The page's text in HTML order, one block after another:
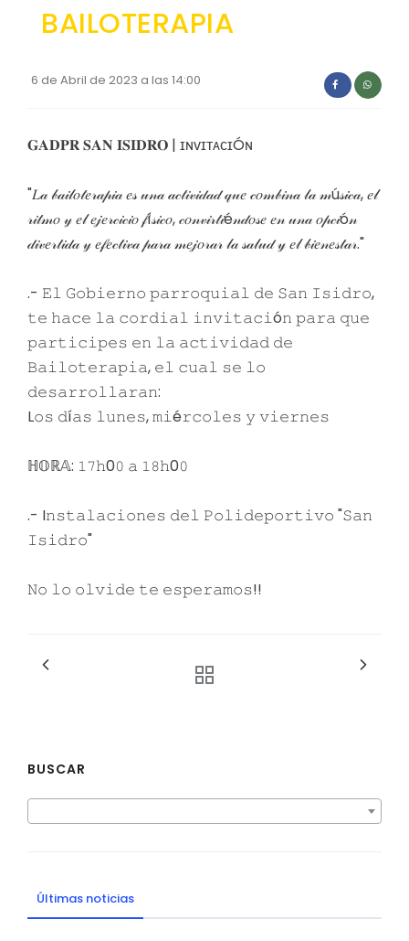
BAILOTERAPIA
6 de Abril de 2023 a las 14:00
𝐆𝐀𝐃𝐏𝐑 𝐒𝐀𝐍 𝐈𝐒𝐈𝐃𝐑𝐎 | ɪɴᴠɪᴛᴀᴄɪÓɴ
"𝐿𝒶 𝒷𝒶𝒾𝓁𝑜𝓉𝑒𝓇𝒶𝓅𝒾𝒶 𝑒𝓈 𝓊𝓃𝒶 𝒶𝒸𝓉𝒾𝓋𝒾𝒹𝒶𝒹 𝓆𝓊𝑒 𝒸𝑜𝓂𝒷𝒾𝓃𝒶 𝓁𝒶 𝓂ú𝓈𝒾𝒸𝒶, 𝑒𝓁
𝓇𝒾𝓉𝓂𝑜 𝓎 𝑒𝓁 𝑒𝒿𝑒𝓇𝒸𝒾𝒸𝒾𝑜 𝒻í𝓈𝒾𝒸𝑜, 𝒸𝑜𝓃𝓋𝒾𝓇𝓉𝒾é𝓃𝒹𝑜𝓈𝑒 𝑒𝓃 𝓊𝓃𝒶 𝑜𝓅𝒸𝒾ó𝓃
𝒹𝒾𝓋𝑒𝓇𝓉𝒾𝒹𝒶 𝓎 𝑒𝒻𝑒𝒸𝓉𝒾𝓋𝒶 𝓅𝒶𝓇𝒶 𝓂𝑒𝒿𝑜𝓇𝒶𝓇 𝓁𝒶 𝓈𝒶𝓁𝓊𝒹 𝓎 𝑒𝓁 𝒷𝒾𝑒𝓃𝑒𝓈𝓉𝒶𝓇."
.- 𝙴𝚕 𝙶𝚘𝚋𝚒𝚎𝚛𝚗𝚘 𝚙𝚊𝚛𝚛𝚘𝚚𝚞𝚒𝚊𝚕 𝚍𝚎 𝚂𝚊𝚗 𝙸𝚜𝚒𝚍𝚛𝚘,
𝚝𝚎 𝚑𝚊𝚌𝚎 𝚕𝚊 𝚌𝚘𝚛𝚍𝚒𝚊𝚕 𝚒𝚗𝚟𝚒𝚝𝚊𝚌𝚒ó𝚗 𝚙𝚊𝚛𝚊 𝚚𝚞𝚎
𝚙𝚊𝚛𝚝𝚒𝚌𝚒𝚙𝚎𝚜 𝚎𝚗 𝚕𝚊 𝚊𝚌𝚝𝚒𝚟𝚒𝚍𝚊𝚍 𝚍𝚎
𝙱𝚊𝚒𝚕𝚘𝚝𝚎𝚛𝚊𝚙𝚒𝚊, 𝚎𝚕 𝚌𝚞𝚊𝚕 𝚜𝚎 𝚕𝚘
𝚍𝚎𝚜𝚊𝚛𝚛𝚘𝚕𝚕𝚊𝚛𝚊𝚗:
L𝚘𝚜 𝚍í𝚊𝚜 𝚕𝚞𝚗𝚎𝚜, 𝚖𝚒é𝚛𝚌𝚘𝚕𝚎𝚜 𝚢 𝚟𝚒𝚎𝚛𝚗𝚎𝚜
ℍ𝕆ℝ𝔸: 𝟷𝟽𝚑0𝟶 𝚊 𝟷𝟾𝚑0𝟶
.- I𝚗𝚜𝚝𝚊𝚕𝚊𝚌𝚒𝚘𝚗𝚎𝚜 𝚍𝚎𝚕 𝙿𝚘𝚕𝚒𝚍𝚎𝚙𝚘𝚛𝚝𝚒𝚟𝚘 "𝚂𝚊𝚗
𝙸𝚜𝚒𝚍𝚛𝚘"
𝙽𝚘 𝚕𝚘 𝚘𝚕𝚟𝚒𝚍𝚎 𝚝𝚎 𝚎𝚜𝚙𝚎𝚛𝚊𝚖𝚘𝚜!!
BUSCAR
Últimas noticias